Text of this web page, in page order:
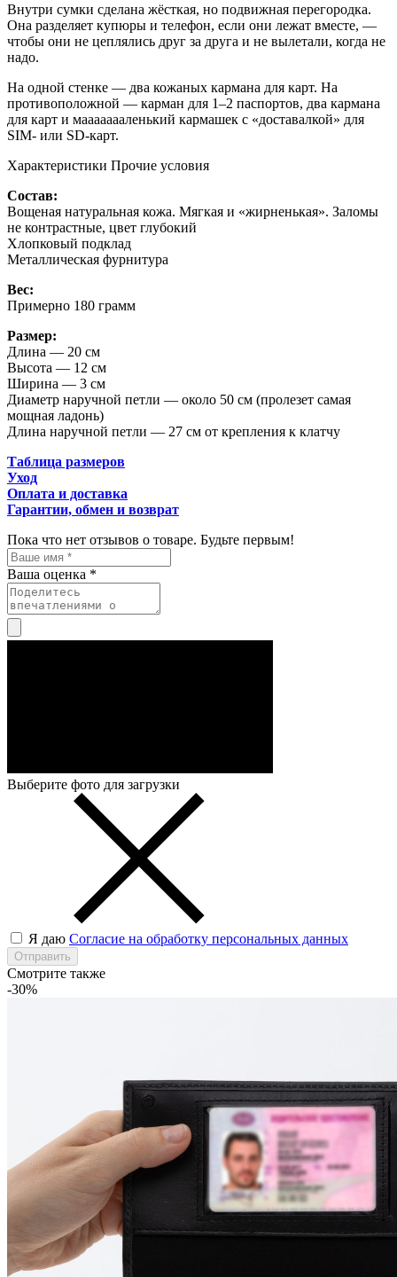
Внутри сумки сделана жёсткая, но подвижная перегородка.
Она разделяет купюры и телефон, если они лежат вместе, —
чтобы они не цеплялись друг за друга и не вылетали, когда не
надо.
На одной стенке — два кожаных кармана для карт. На
противоположной — карман для 1–2 паспортов, два кармана
для карт и маааааааленький кармашек с «доставалкой» для
SIM- или SD-карт.
Характеристики Прочие условия
Состав:
Вощеная натуральная кожа. Мягкая и «жирненькая». Заломы
не контрастные, цвет глубокий
Хлопковый подклад
Металлическая фурнитура
Вес:
Примерно 180 грамм
Размер:
Длина — 20 см
Высота — 12 см
Ширина — 3 см
Диаметр наручной петли — около 50 см (пролезет самая
мощная ладонь)
Длина наручной петли — 27 см от крепления к клатчу
Таблица размеров
Уход
Оплата и доставка
Гарантии, обмен и возврат
Пока что нет отзывов о товаре. Будьте первым!
Ваша оценка *
Выберите фото для загрузки
Я даю Согласие на обработку персональных данных
Отправить
Смотрите также
-30%